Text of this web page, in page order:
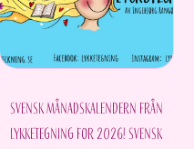
velges
på
produktsiden
Svensk månadskalendern från
Lykketegning for 2026! Svensk